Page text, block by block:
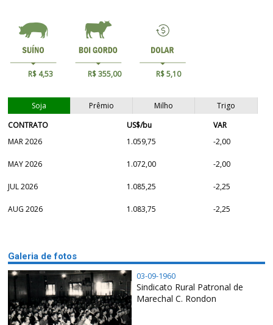
R$ 4,53 R$ 355,00 R$ 5,10
Soja Prêmio Milho
Trigo
CONTRATO
US$/bu
VAR
MAR 2026
1.059,75 -2,00
MAY 2026 1.072,00 -2,00
JUL 2026 1.085,25 -2,25
AUG 2026 1.083,75 -2,25
Galeria de fotos
03-09-1960
Sindicato Rural Patronal de
Marechal C. Rondon